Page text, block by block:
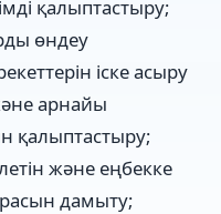
қалыптастыру;
өндеу
іске асыру
арнайы
қалыптастыру;
және еңбекке
дамыту;